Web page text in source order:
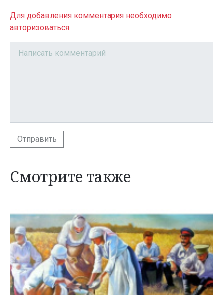
Для добавления комментария необходимо
авторизоваться
Отправить
Смотрите также